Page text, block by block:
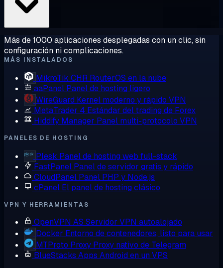
Más de 1000 aplicaciones desplegadas con un clic, sin
configuración ni complicaciones.
MÁS INSTALADOS
MikroTik CHR RouterOS en la nube
aaPanel Panel de hosting ligero
WireGuard Kernel moderno y rápido VPN
MetaTrader 4 Estándar del trading de Forex
Hiddify Manager Panel multi-protocolo VPN
PANELES DE HOSTING
Plesk Panel de hosting web full-stack
FastPanel Panel de servidor gratis y rápido
CloudPanel Panel PHP y Node.js
cPanel El panel de hosting clásico
VPN Y HERRAMIENTAS
OpenVPN AS Servidor VPN autoalojado
Docker Entorno de contenedores, listo para usar
MTProto Proxy Proxy nativo de Telegram
BlueStacks Apps Android en un VPS